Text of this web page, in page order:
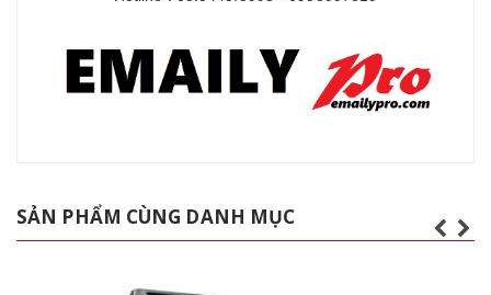
SẢN PHẨM CÙNG DANH MỤC